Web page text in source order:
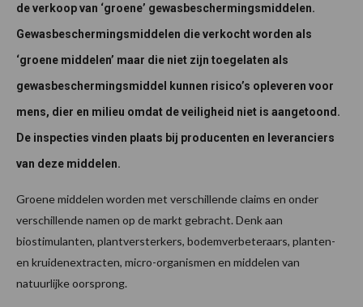
de verkoop van ‘groene’ gewasbeschermingsmiddelen.
Gewasbeschermingsmiddelen die verkocht worden als
‘groene middelen’ maar die niet zijn toegelaten als
gewasbeschermingsmiddel kunnen risico’s opleveren voor
mens, dier en milieu omdat de veiligheid niet is aangetoond.
De inspecties vinden plaats bij producenten en leveranciers
van deze middelen.
Groene middelen worden met verschillende claims en onder
verschillende namen op de markt gebracht. Denk aan
biostimulanten, plantversterkers, bodemverbeteraars, planten-
en kruidenextracten, micro-organismen en middelen van
natuurlijke oorsprong.